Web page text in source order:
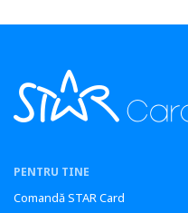
PENTRU TINE
Comandă STAR Card